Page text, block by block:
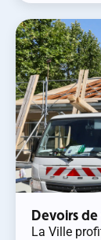
Devoirs
La Ville